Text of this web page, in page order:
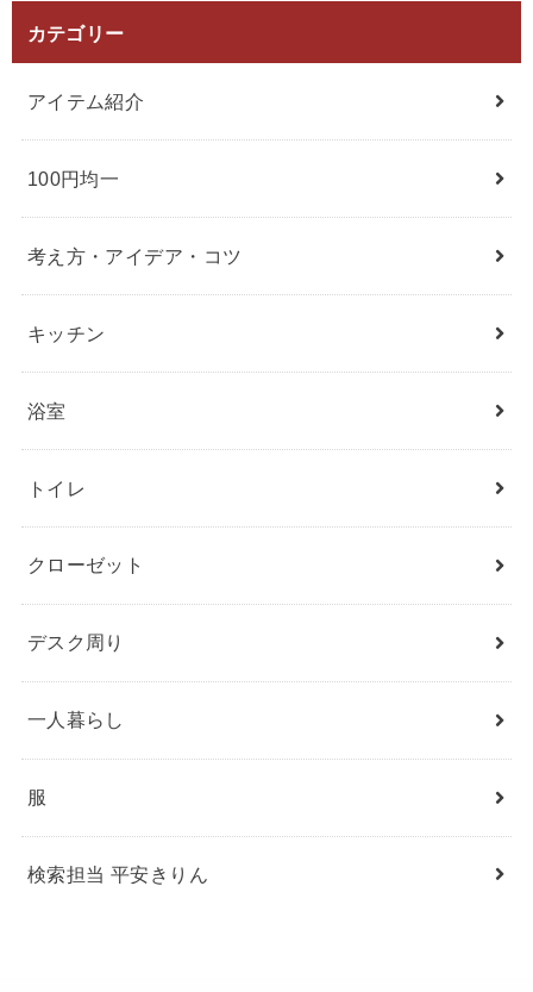
カテゴリー
アイテム紹介
100円均一
考え方・アイデア・コツ
キッチン
浴室
トイレ
クローゼット
デスク周り
一人暮らし
服
検索担当 平安きりん